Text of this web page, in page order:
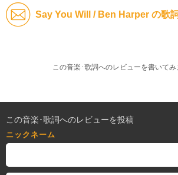
Say You Will / Ben Harper の歌
この音楽･歌詞へのレビューを書いてみ
この音楽･歌詞へのレビューを投稿
ニックネーム